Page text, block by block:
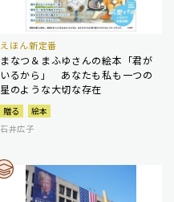
えほん新定番
まなつ＆まふゆさんの絵本「君が
いるから」 あなたも私も一つの
星のような大切な存在
贈る
絵本
石井広子